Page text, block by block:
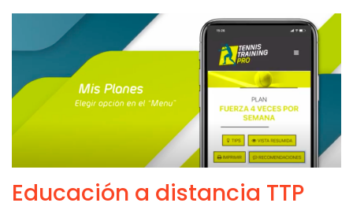
Educación a distancia TTP